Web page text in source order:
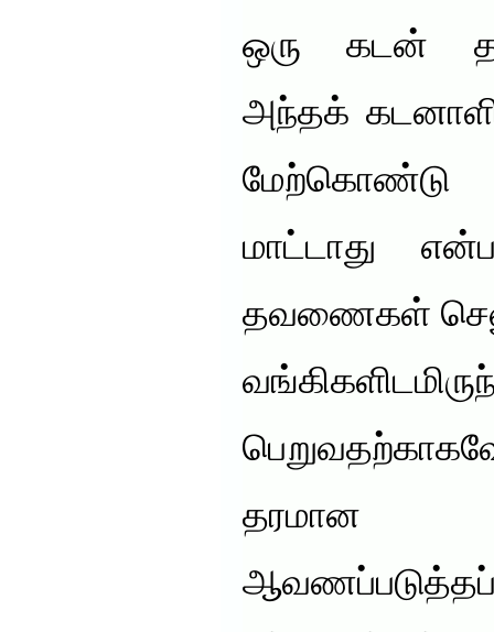
ஒரு கடன்
அந்தக்
மாட்டாது
தவணைகள்
தரமான